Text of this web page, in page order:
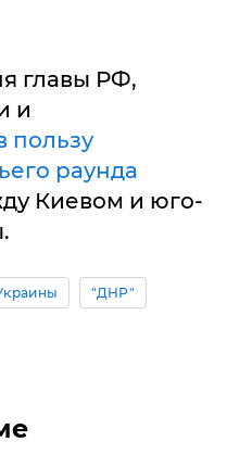
главы РФ,
и
пользу
раунда
Киевом и юго-
"ДНР"